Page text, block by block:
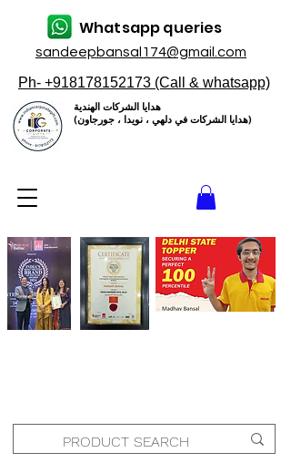
sandeepbansal174@gmail.com
Whatsapp queries
Ph- +918178152173 (Call & whatsapp)
(هدايا الشركات في دلهي ، نويدا ، جورجاون)